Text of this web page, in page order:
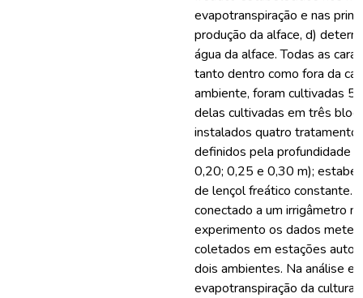
evapotranspiração e nas
produção da alface, d)
água da alface. Todas as
tanto dentro como fora da
ambiente, foram cultivadas
delas cultivadas em três
instalados quatro
definidos pela profundidade
0,20; 0,25 e 0,30 m);
de lençol freático constante.
conectado a um irrigâmetro
experimento os dados
coletados em estações
dois ambientes. Na análise
evapotranspiração da cultura